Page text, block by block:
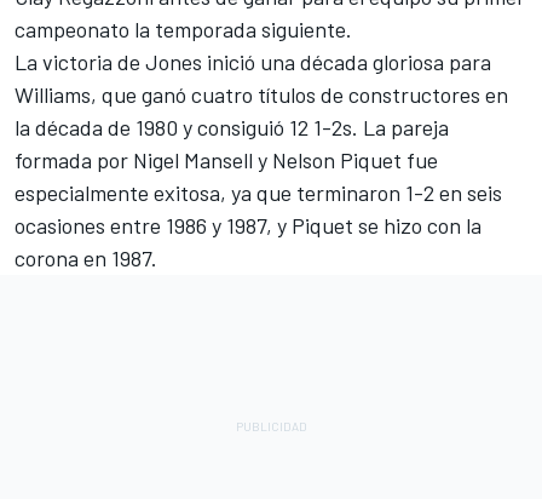
campeonato la temporada siguiente.
La victoria de Jones inició una década gloriosa para
Williams, que ganó cuatro títulos de constructores en
la década de 1980 y consiguió 12 1-2s. La pareja
formada por Nigel Mansell y Nelson Piquet fue
especialmente exitosa, ya que terminaron 1-2 en seis
ocasiones entre 1986 y 1987, y Piquet se hizo con la
corona en 1987.